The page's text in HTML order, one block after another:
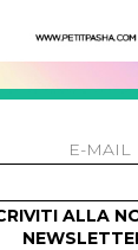
ALLA
le
ALLA